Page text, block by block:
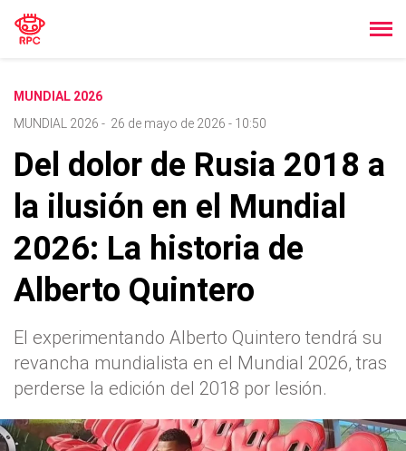
MUNDIAL 2026
MUNDIAL 2026 - 26 de mayo de 2026 - 10:50
Del dolor de Rusia 2018 a
la ilusión en el Mundial
2026: La historia de
Alberto Quintero
El experimentando Alberto Quintero tendrá su
revancha mundialista en el Mundial 2026, tras
perderse la edición del 2018 por lesión.